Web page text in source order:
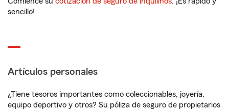
sencillo!
Artículos personales
¿Tiene tesoros importantes como coleccionables, joyería,
equipo deportivo y otros? Su póliza de seguro de propietarios